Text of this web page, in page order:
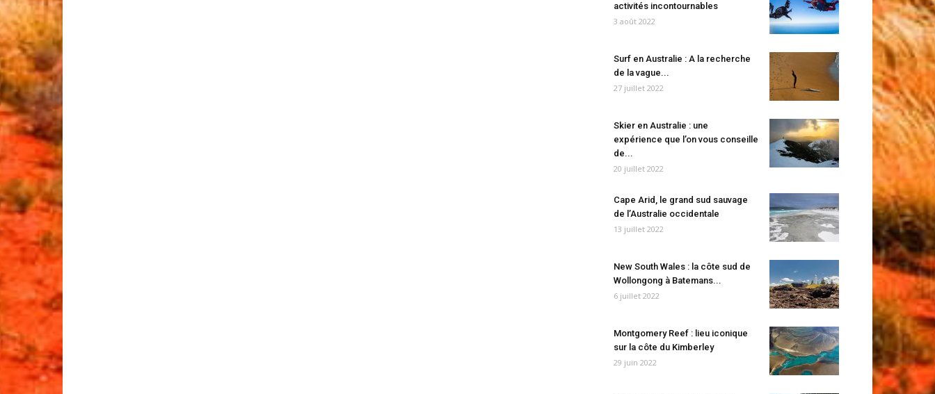
activités incontournables
3 août 2022
Surf en Australie : A la recherche
de la vague...
27 juillet 2022
Skier en Australie : une
expérience que l’on vous conseille
de...
20 juillet 2022
Cape Arid, le grand sud sauvage
de l’Australie occidentale
13 juillet 2022
New South Wales : la côte sud de
Wollongong à Batemans...
6 juillet 2022
Montgomery Reef : lieu iconique
sur la côte du Kimberley
29 juin 2022